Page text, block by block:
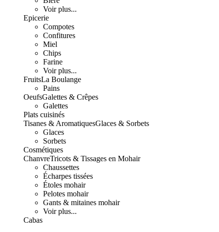
Voir plus...
Epicerie
Compotes
Confitures
Miel
Chips
Farine
Voir plus...
FruitsLa Boulange
Pains
OeufsGalettes & Crêpes
Galettes
Plats cuisinés
Tisanes & AromatiquesGlaces & Sorbets
Glaces
Sorbets
Cosmétiques
ChanvreTricots & Tissages en Mohair
Chaussettes
Écharpes tissées
Étoles mohair
Pelotes mohair
Gants & mitaines mohair
Voir plus...
Cabas